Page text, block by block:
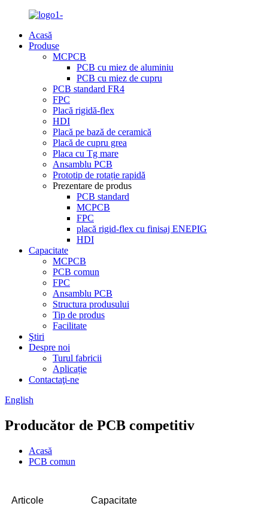
Acasă
Produse
MCPCB
PCB cu miez de aluminiu
PCB cu miez de cupru
PCB standard FR4
FPC
Placă rigidă-flex
HDI
Placă pe bază de ceramică
Placă de cupru grea
Placa cu Tg mare
Ansamblu PCB
Prototip de rotație rapidă
Prezentare de produs
PCB standard
MCPCB
FPC
placă rigid-flex cu finisaj ENEPIG
HDI
Capacitate
MCPCB
PCB comun
FPC
Ansamblu PCB
Structura produsului
Tip de produs
Facilitate
Ştiri
Despre noi
Turul fabricii
Aplicație
Contactaţi-ne
English
Producător de PCB competitiv
Acasă
PCB comun
Articole
Capacitate